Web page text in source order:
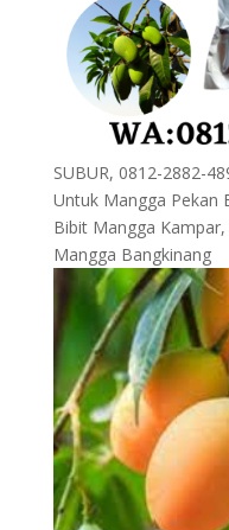
SUBUR, 0812-2882-
Untuk Mangga Pekan
Bibit Mangga
Mangga Bangkinang